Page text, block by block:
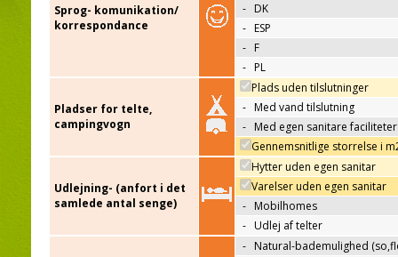
Sprog- komunikation/
korrespondance
- DK
- ESP
- F
- PL
Pladser for telte,
campingvogn
Plads uden tilslutninger
- Med vand tilslutning
- Med egen sanitare faciliteter
Gennemsnitlige storrelse i
Udlejning- (anfort i det
samlede antal senge)
Hytter uden egen sanitar
Varelser uden egen sanitar
- Mobilhomes
- Udlej af telter
- Natural-bademulighed